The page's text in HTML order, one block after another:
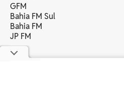
GFM
Bahia FM Sul
Bahia FM
JP FM